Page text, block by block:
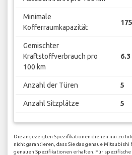
Minimale
Kofferraumkapazität
Gemischter
Kraftstoffverbrauch pro
100 km
6.3
Anzahl der Türen 5
Anzahl Sitzplätze 5
Die angezeigten Spezifikationen dienen nur zu
nicht garantieren, dass Sie das genaue
genauen Spezifikationen erhalten. Für